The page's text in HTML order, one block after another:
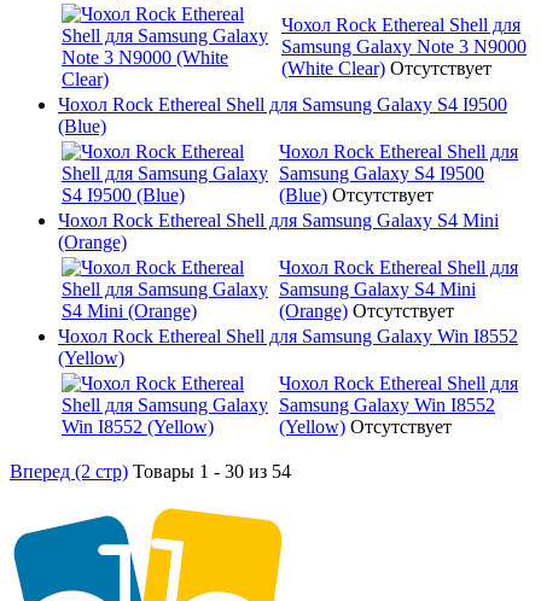
Чохол Rock Ethereal Shell для
Samsung Galaxy Note 3 N9000
(White Clear) Отсутствует
Чохол Rock Ethereal Shell для Samsung Galaxy S4 I9500
(Blue)
Чохол Rock Ethereal Shell для
Samsung Galaxy S4 I9500
(Blue) Отсутствует
Чохол Rock Ethereal Shell для Samsung Galaxy S4 Mini
(Orange)
Чохол Rock Ethereal Shell для
Samsung Galaxy S4 Mini
(Orange) Отсутствует
Чохол Rock Ethereal Shell для Samsung Galaxy Win I8552
(Yellow)
Чохол Rock Ethereal Shell для
Samsung Galaxy Win I8552
(Yellow) Отсутствует
Вперед (2 стр) Товары 1 - 30 из 54